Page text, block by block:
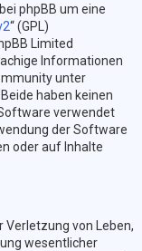
phpBB um eine
“ (GPL)
Limited
Informationen
unter
haben keinen
verwendet
der Software
oder auf Inhalte
von Leben,
wesentlicher